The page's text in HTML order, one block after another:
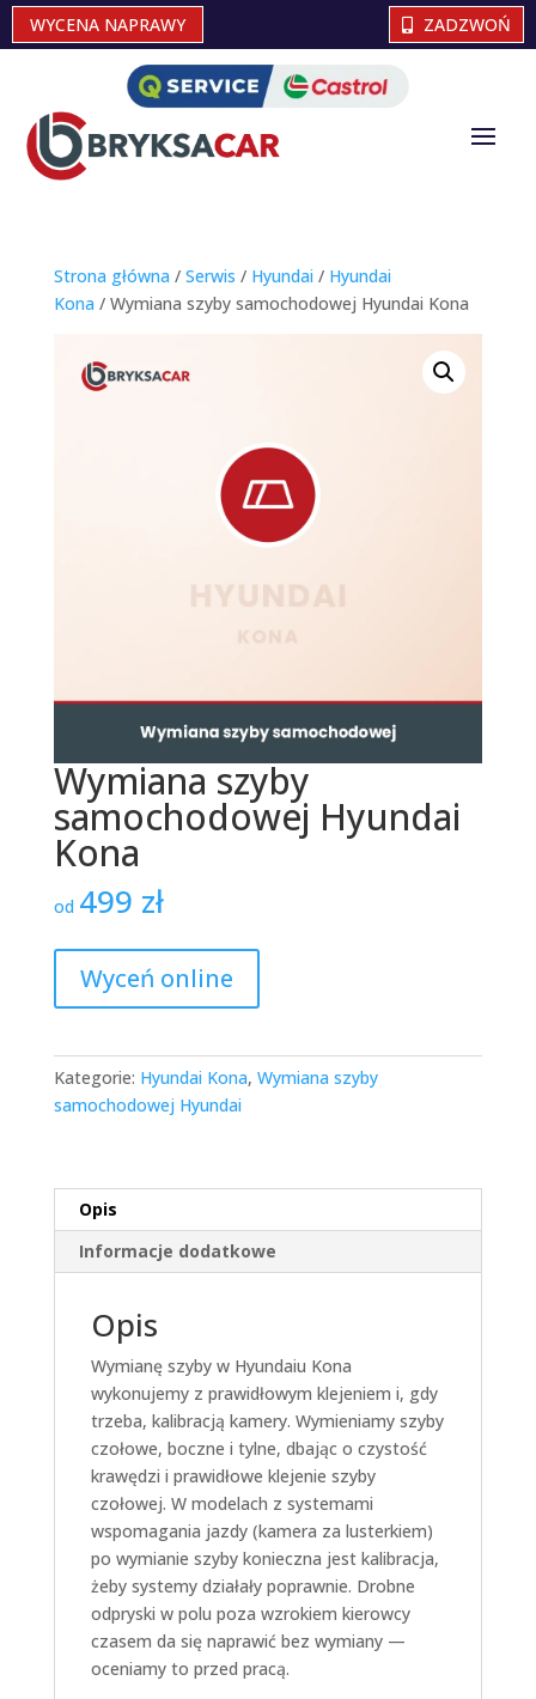
WYCENA NAPRAWY ZADZWOŃ
Strona główna / Serwis / Hyundai / Hyundai
Kona / Wymiana szyby samochodowej Hyundai Kona
Wymiana szyby
samochodowej Hyundai
Kona
od 499 zł
Wyceń online
Kategorie: Hyundai Kona, Wymiana szyby
samochodowej Hyundai
Opis
Informacje dodatkowe
Opis
Wymianę szyby w Hyundaiu Kona
wykonujemy z prawidłowym klejeniem i, gdy
trzeba, kalibracją kamery. Wymieniamy szyby
czołowe, boczne i tylne, dbając o czystość
krawędzi i prawidłowe klejenie szyby
czołowej. W modelach z systemami
wspomagania jazdy (kamera za lusterkiem)
po wymianie szyby konieczna jest kalibracja,
żeby systemy działały poprawnie. Drobne
odpryski w polu poza wzrokiem kierowcy
czasem da się naprawić bez wymiany —
oceniamy to przed pracą.